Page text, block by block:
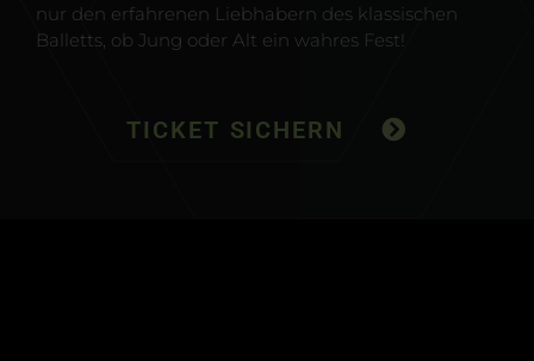
nur den erfahrenen Liebhabern des klassischen
Balletts, ob Jung oder Alt ein wahres Fest!
TICKET SICHERN